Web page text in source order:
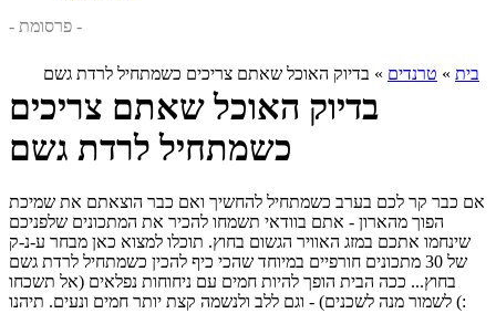
- פרסומת -
בית » טרנדים » בדיוק האוכל שאתם צריכים כשמתחיל לרדת גשם
בדיוק האוכל שאתם צריכים
כשמתחיל לרדת גשם
אם כבר קר לכם בערב כשמתחיל להחשיך ואם כבר הוצאתם את שמיכת
הפוך מהארון - אתם בוודאי תשמחו להכיר את המתכונים שלפניכם
שינחמו אתכם במזג האוויר הגשום בחוץ. תוכלו למצוא כאן מבחר ע-נ-ק
של 30 מתכונים חורפיים במיוחד שהכי כיף להכין כשמתחיל לרדת גשם
בחוץ... ככה הבית הופך להיות חמים עם ניחוחות נפלאים (אל תשכחו
לשמור מנה לשכנים) - וגם ללב ולנשמה קצת יותר חמים ונעים. תיהנו (: